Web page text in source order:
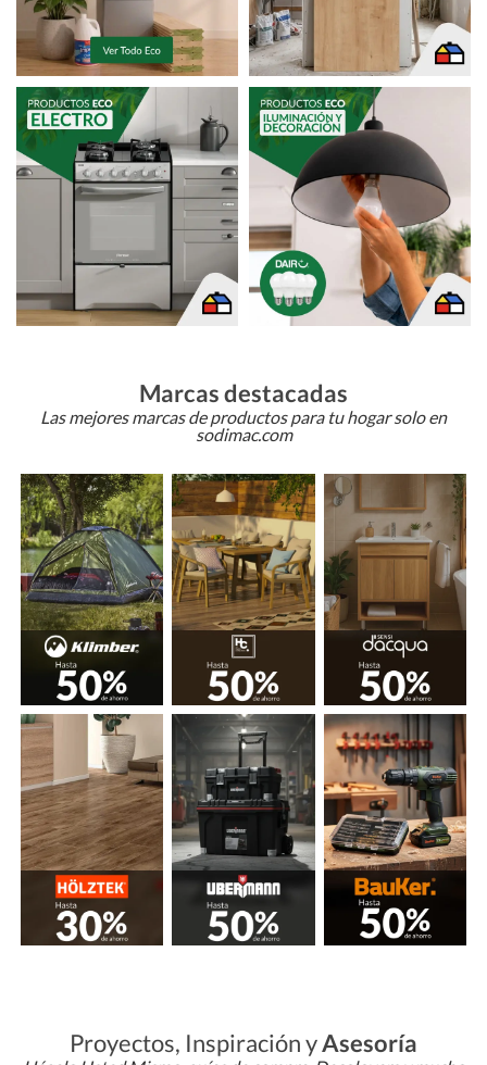
Marcas destacadas
Las mejores marcas de productos para tu hogar solo en
sodimac.com
Proyectos, Inspiración yAsesoría